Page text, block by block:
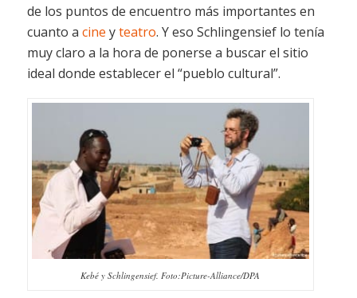
de los puntos de encuentro más importantes en
cuanto a cine yteatro. Y eso Schlingensief lo tenía
muy claro a la hora de ponerse a buscar el sitio
ideal donde establecer el “pueblo cultural”.
Kebé y Schlingensief. Foto:Picture-Alliance/DPA